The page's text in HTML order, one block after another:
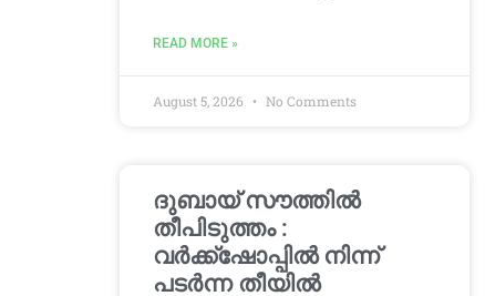
READ MORE »
August 5, 2026 No Comments
ദുബായ് സൗത്തിൽ
തീപിടുത്തം :
വർക്ക്‌ഷോപ്പിൽ നിന്ന്
പടർന്ന തീയിൽ